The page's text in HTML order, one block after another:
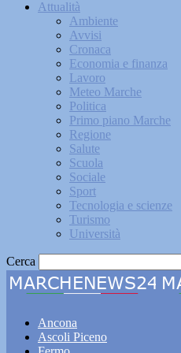
Attualità
Ambiente
Avvisi
Cronaca
Economia e finanza
Lavoro
Meteo Marche
Politica
Primo piano Marche
Regione
Salute
Scuola
Sociale
Sport
Tecnologia e scienze
Turismo
Università
Cerca
Ancona
Ascoli Piceno